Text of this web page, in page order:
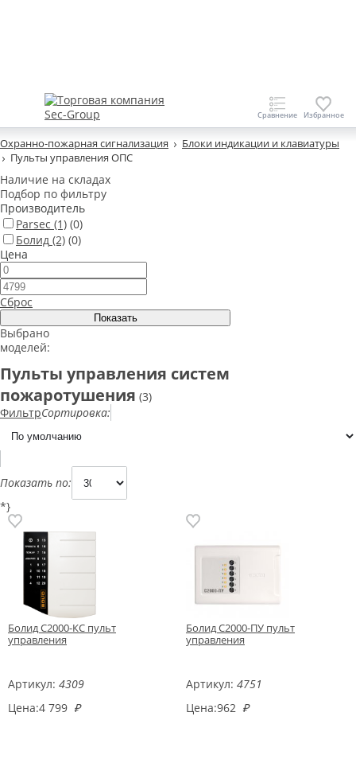
Охранно-пожарная сигнализация
Блоки индикации и клавиатуры
Пульты управления ОПС
Наличие на складах
Подбор по фильтру
Производитель
Parsec (1) (0)
Болид (2) (0)
Цена
Сброс
Выбрано
моделей:
Пульты управления систем
пожаротушения (3)
ФильтрСортировка:
Показать по:
*}
Болид С2000-КС пульт
управления
Артикул: 4309
Цена:4 799 ₽
Болид С2000-ПУ пульт
управления
Артикул: 4751
Цена:962 ₽